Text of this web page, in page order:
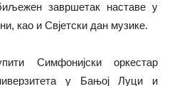
завршетак наставе у
као и Свјетски дан музике.
Симфонијски оркестар
у Бањој Луци и